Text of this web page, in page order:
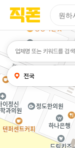
휴대폰성지시세표
검색어
내
위치
찾기
전국
페이지
코소프트
페이지
코소프트
페이지
코소프트
페이지
코소프트